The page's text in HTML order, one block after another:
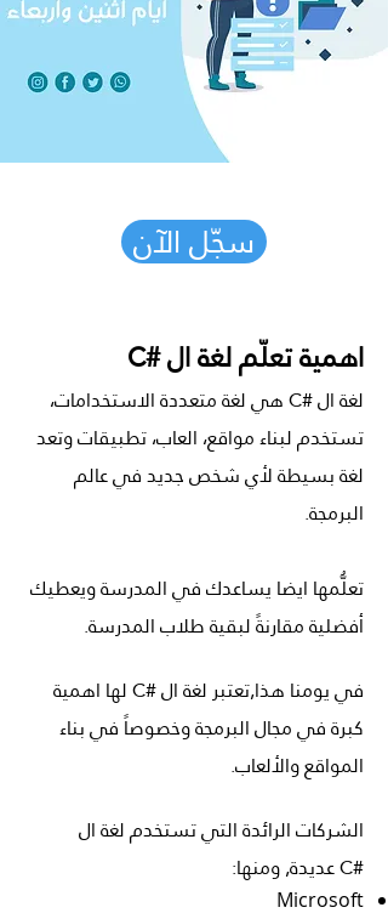
سجّل الآن
اهمية تعلّم لغة ال #C
لغة ال #C هي لغة متعددة الاستخدامات،
تستخدم لبناء مواقع، العاب، تطبيقات وتعد
لغة بسيطة لأي شخص جديد في عالم
البرمجة.
تعلُّمها ايضا يساعدك في المدرسة ويعطيك
أفضلية مقارنةً لبقية طلاب المدرسة.
في يومنا هذا,تعتبر لغة ال #C لها اهمية
كبرة في مجال البرمجة وخصوصاً في بناء
المواقع والألعاب.
الشركات الرائدة التي تستخدم لغة ال
#C عديدة, ومنها:
Microsoft